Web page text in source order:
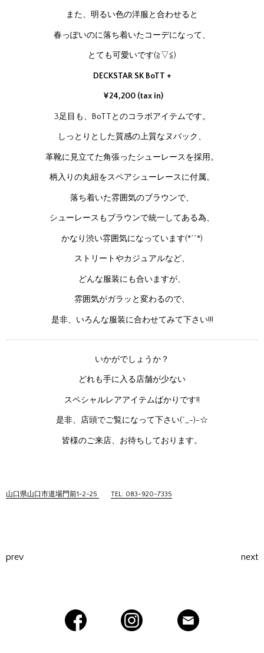
また、明るい色の洋服と合わせると
春っぽいのに落ち着いたコーデになって、
とても可愛いです(≧▽≦)
DECKSTAR SK BoTT +
¥24,200 (tax in)
3足目も、BoTTとのコラボアイテムです。
しっとりとした質感の上質なヌバック、
革靴に見立てた角張ったシューレースを採用。
柄入りの丸紐をスペアシューレースに付属。
落ち着いた雰囲気のブラウンで、
シューレースもブラウンで統一してある為、
かなり渋い雰囲気になっています(*^^*)
ストリートやカジュアルなど、
どんな服装にも合いますが、
雰囲気がガラッと変わるので、
是非、いろんな服装に合わせてみて下さい!!!
いかがでしょうか？
どれも手に入る店舗が少ない
スペシャルレアアイテムばかりです!!
是非、店頭でご覧になって下さい(^_-)-☆
皆様のご来店、お待ちしております。
山口県山口市道場門前1-2-25 TEL: 083-920-7335
prev next